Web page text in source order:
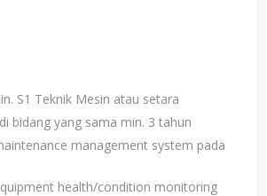
S1 Teknik Mesin atau setara
bidang yang sama min. 3 tahun
management system pada
health/condition monitoring